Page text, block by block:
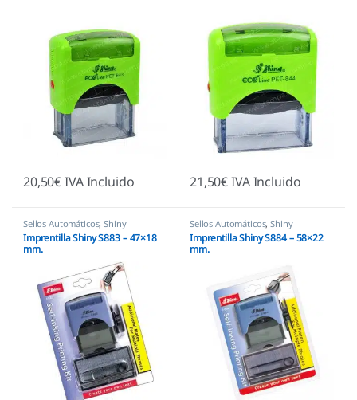
20,50€IVA Incluido 21,50€IVA Incluido
Sellos Automáticos,Shiny
Imprentilla Shiny S883 – 47×18
mm.
Sellos Automáticos,Shiny
Imprentilla Shiny S884 – 58×22
mm.